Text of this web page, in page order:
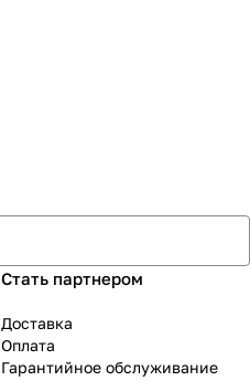
Стать партнером
Доставка
Оплата
Гарантийное обслуживание